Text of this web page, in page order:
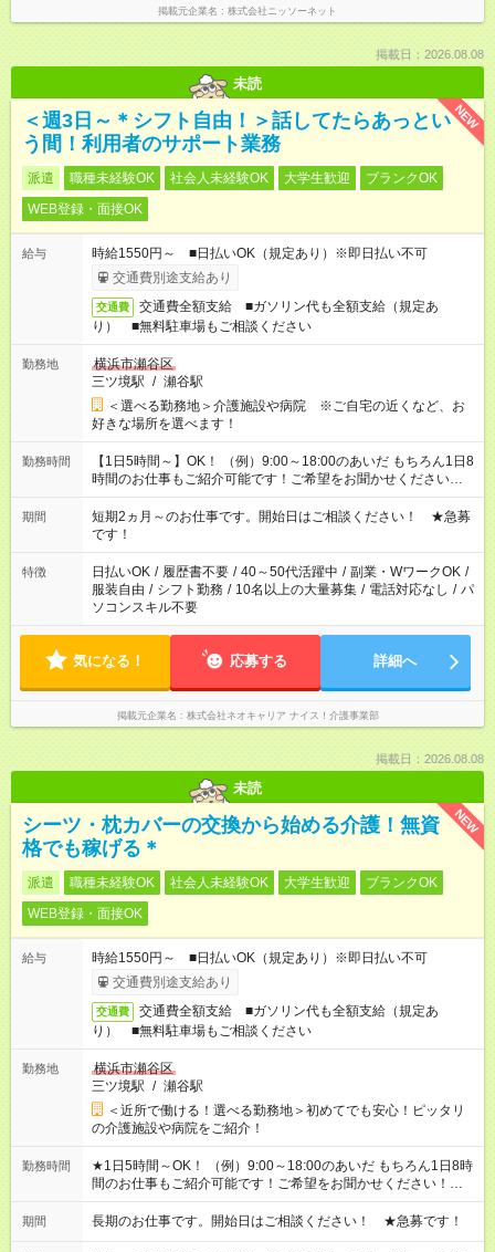
掲載元企業名 株式会社ニッソーネット
掲載日：2026.08.08
未読
NEW
＜週3日～＊シフト自由！＞話してたらあっとい
う間！利用者のサポート業務
派遣 職種未経験OK 社会人未経験OK 大学生歓迎
ブランクOK
WEB登録・面接OK
給与
時給1550円～ ■日払いOK（規定あり）※即日払い不可
交通費別途支給あり
交通費
交通費全額支給 ■ガソリン代も全額支給（規定あ
り） ■無料駐車場もご相談ください
勤務地
横浜市瀬谷区
三ツ境駅 / 瀬谷駅
＜選べる勤務地＞介護施設や病院 ※ご自宅の近くなど、お
好きな場所を選べます！
勤務時間
【1日5時間～】OK！ （例）9:00～18:00のあいだ もちろん1日8
時間のお仕事もご紹介可能です！ご希望をお聞かせください！
その他の時間帯もあなたのライフスタイルに合わせて お選びい
ただけます！ 【シフト固定もOK】★家庭の都合でお休みが必要
な場合も遠慮なくご相談ください。 ※週最低15時間以上の勤務
が必要です
期間
短期2ヵ月～のお仕事です。開始日はご相談ください！ ★急募
です！
特徴 日払いOK / 履歴書不要 / 40～50代活躍中 / 副業・WワークOK /
服装自由 / シフト勤務 / 10名以上の大量募集 / 電話対応なし / パ
ソコンスキル不要
気になる！ 応募する 詳細へ
掲載元企業名 株式会社ネオキャリア ナイス！介護事業部
掲載日：2026.08.08
未読
NEW
シーツ・枕カバーの交換から始める介護！無資
格でも稼げる＊
派遣 職種未経験OK 社会人未経験OK 大学生歓迎
ブランクOK
WEB登録・面接OK
給与
時給1550円～ ■日払いOK（規定あり）※即日払い不可
交通費別途支給あり
交通費
交通費全額支給 ■ガソリン代も全額支給（規定あ
り） ■無料駐車場もご相談ください
勤務地
横浜市瀬谷区
三ツ境駅 / 瀬谷駅
＜近所で働ける！選べる勤務地＞初めてでも安心！ピッタリ
の介護施設や病院をご紹介！
勤務時間
★1日5時間～OK！ （例）9:00～18:00のあいだ もちろん1日8時
間のお仕事もご紹介可能です！ご希望をお聞かせください！★家
庭の都合でお休みが必要な場合も遠慮なくご相談ください。 ※
週最低15時間以上の勤務が必要です
期間 長期のお仕事です。開始日はご相談ください！ ★急募です！